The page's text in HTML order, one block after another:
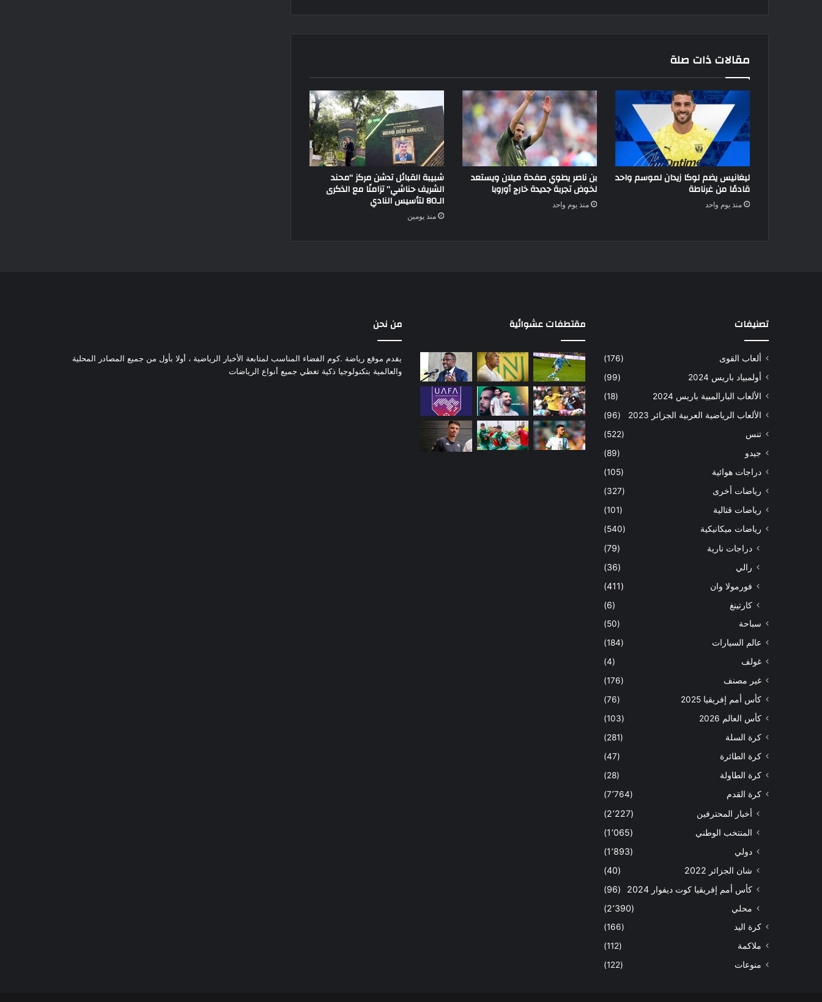
مقالات ذات صلة
ليغانيس يضم لوكا زيدان لموسم واحد
قادمًا من غرناطة
منذ يوم واحد
بن ناصر يطوي صفحة ميلان ويستعد
لخوض تجربة جديدة خارج أوروبا
منذ يوم واحد
شبيبة القبائل تدشن مركز “محند
الشريف حناشي” تزامنًا مع الذكرى
الـ80 لتأسيس النادي
منذ يومين
تصنيفات
ألعاب القوى
(176)
أولمبياد باريس 2024
(99)
الألعاب البارالمبية باريس 2024
(18)
الألعاب الرياضية العربية الجزائر 2023
(96)
تنس
(522)
جيدو
(89)
دراجات هوائية
(105)
رياضات أخرى
(327)
رياضات قتالية
(101)
رياضات ميكانيكية
(540)
دراجات نارية
(79)
رالي
(36)
فورمولا وان
(411)
كارتينغ
(6)
سباحة
(50)
عالم السيارات
(184)
غولف
(4)
غير مصنف
(176)
كأس أمم إفريقيا 2025
(76)
كأس العالم 2026
(103)
كرة السلة
(281)
كرة الطائرة
(47)
كرة الطاولة
(28)
كرة القدم
(7٬764)
أخبار المحترفين
(2٬227)
المنتخب الوطني
(1٬065)
دولي
(1٬893)
شان الجزائر 2022
(40)
كأس أمم إفريقيا كوت ديفوار 2024
(96)
محلي
(2٬390)
كرة اليد
(166)
ملاكمة
(112)
منوعات
(122)
مقتطفات عشوائية من نحن
يقدم موقع رياضة .كوم الفضاء المناسب لمتابعة الأخبار الرياضية ، أولا بأول من جميع المصادر المحلية
والعالمية بتكنولوجيا ذكية تغطي جميع أنواع الرياضات